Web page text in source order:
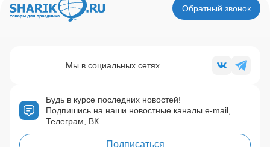
Обратный звонок
Будь в курсе последних новостей!
Подпишись на наши новостные каналы e-mail,
Телеграм, ВК
Подписаться
Мы в социальных сетях